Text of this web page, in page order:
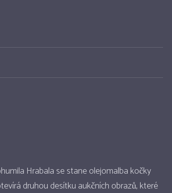
Hrabala se stane olejomalba kočky
druhou desítku aukčních obrazů, které